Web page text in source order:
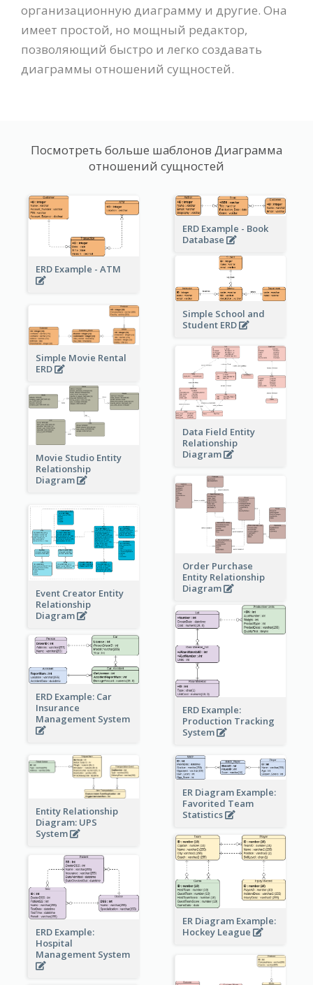
организационную диаграмму и другие. Она
имеет простой, но мощный редактор,
позволяющий быстро и легко создавать
диаграммы отношений сущностей.
Посмотреть больше шаблонов Диаграмма
отношений сущностей
ERD Example - ATM
ERD Example - Book
Database
Simple School and
Student ERD
Simple Movie Rental
ERD
Data Field Entity
Relationship
Diagram
Movie Studio Entity
Relationship
Diagram
Order Purchase
Entity Relationship
Diagram
Event Creator Entity
Relationship
Diagram
ERD Example:
Production Tracking
System
ERD Example: Car
Insurance
Management System
Entity Relationship
Diagram: UPS
System
ER Diagram Example:
Favorited Team
Statistics
ER Diagram Example:
Hockey League
ERD Example:
Hospital
Management System